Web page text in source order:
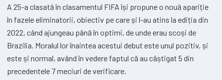
A 25-a clasată în clasamentul FIFA își propune o nouă apariție
în fazele eliminatorii, obiectiv pe care și l-au atins la ediția din
2022, când ajungeau până în optimi, de unde erau scoși de
Brazilia. Moralul lor înaintea acestui debut este unul pozitiv, și
este și normal, având în vedere faptul că au câștigat 5 din
precedentele 7 meciuri de verificare.